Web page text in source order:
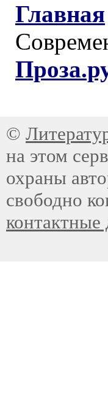
Главная
©
на этом
охраны
свободно
контактные